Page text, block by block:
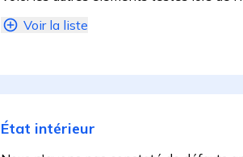
Voir la liste
État intérieur